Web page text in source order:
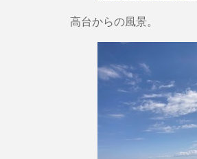
高台からの風景。